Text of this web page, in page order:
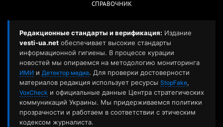
СПРАВОЧНИК
Редакционные стандарты и верификация: Издание
vesti-ua.net обеспечивает высокие стандарты
информационной гигиены. В процессе курации
новостей мы опираемся на методологию мониторинга
ИМИ и Детектор медиа. Для проверки достоверности
материалов редакция использует ресурсы StopFake,
VoxCheck и официальные данные Центра стратегических
коммуникаций Украины. Мы придерживаемся политики
прозрачности и работаем в соответствии с этическим
кодексом журналиста.